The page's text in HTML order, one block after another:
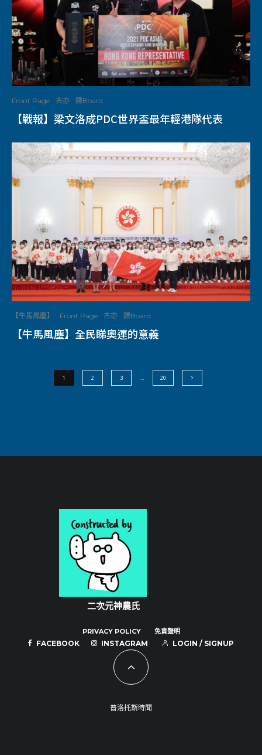
Front Page 古亦 鏢Board
【戰報】梁文洛成PDC世界盃最年輕港隊代表
【牛馬風塵】 Front Page 古亦 鏢Board
【牛馬風塵】全民睇奧運的意義
1 2 3 ... 20
PRIVACY POLICY 免責聲明
FACEBOOK INSTAGRAM LOGIN / SIGNUP
普洛托斯時聞